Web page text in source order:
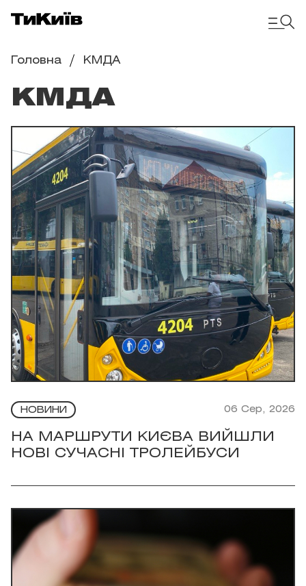
Головна КМДА
КМДА
НОВИНИ 06 Сер, 2026
НА МАРШРУТИ КИЄВА ВИЙШЛИ
НОВІ СУЧАСНІ ТРОЛЕЙБУСИ